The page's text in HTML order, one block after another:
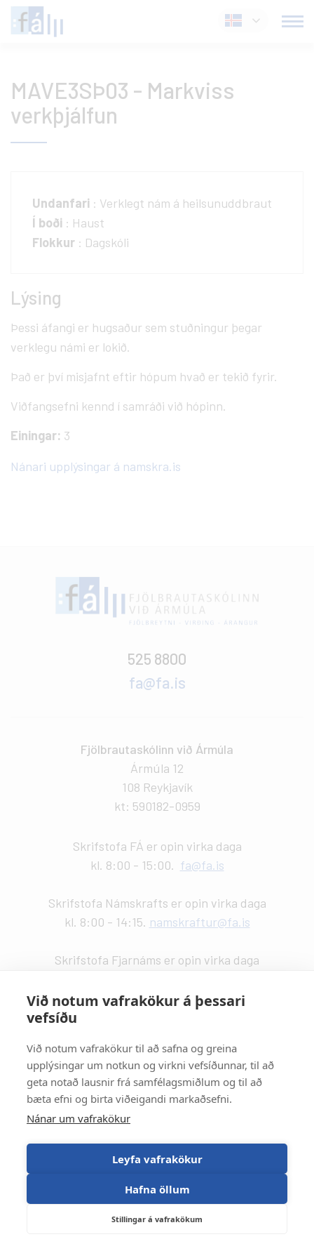
Við notum vafrakökur á þessari
vefsíðu
Við notum vafrakökur til að safna og greina
upplýsingar um notkun og virkni vefsíðunnar, til að
geta notað lausnir frá samfélagsmiðlum og til að
bæta efni og birta viðeigandi markaðsefni.
Nánar um vafrakökur
Leyfa vafrakökur
Hafna öllum
Stillingar á vafrakökum
Fara
í
Íslenska
MAVE3SÞ03 - Markviss
verkþjálfun
Undanfari : Verklegt nám á heilsunuddbraut
Í boði : Haust
Flokkur : Dagskóli
Lýsing
Þessi áfangi er hugsaður sem stuðningur þegar
verklegu námi er lokið.
Það er því misjafnt eftir hópum hvað er tekið fyrir.
Viðfangsefni kennd í samráði við hópinn.
Einingar: 3
Nánari upplýsingar á namskra.is
525 8800
fa@fa.is
Fjölbrautaskólinn við Ármúla
Ármúla 12
108 Reykjavík
kt: 590182-0959
Skrifstofa FÁ er opin virka daga
kl. 8:00 - 15:00. fa@fa.is
Skrifstofa Námskrafts er opin virka daga
kl. 8:00 - 14:15. namskraftur@fa.is
Skrifstofa Fjarnáms er opin virka daga
Strætisvagnar:
Númer 11 stansar við Háaleitisbraut.
Númer 2, 5, 15 og 17 stansa við Suðurlandsbraut.